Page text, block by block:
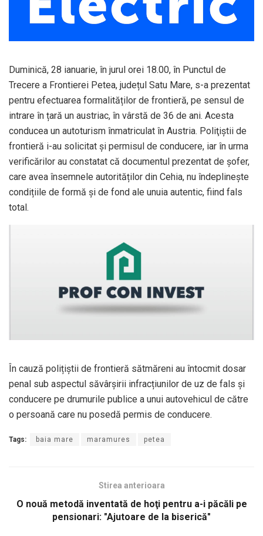
Duminică, 28 ianuarie, în jurul orei 18.00, în Punctul de
Trecere a Frontierei Petea, județul Satu Mare, s-a prezentat
pentru efectuarea formalităților de frontieră, pe sensul de
intrare în țară un austriac, în vârstă de 36 de ani. Acesta
conducea un autoturism înmatriculat în Austria. Poliţiştii de
frontieră i-au solicitat și permisul de conducere, iar în urma
verificărilor au constatat că documentul prezentat de șofer,
care avea însemnele autorităților din Cehia, nu îndeplinește
condițiile de formă și de fond ale unuia autentic, fiind fals
total.
În cauză polițiștii de frontieră sătmăreni au întocmit dosar
penal sub aspectul săvârșirii infracțiunilor de uz de fals și
conducere pe drumurile publice a unui autovehicul de către
o persoană care nu posedă permis de conducere.
Tags: baia mare maramures petea
Stirea anterioara
O nouă metodă inventată de hoţi pentru a-i păcăli pe
pensionari: "Ajutoare de la biserică"